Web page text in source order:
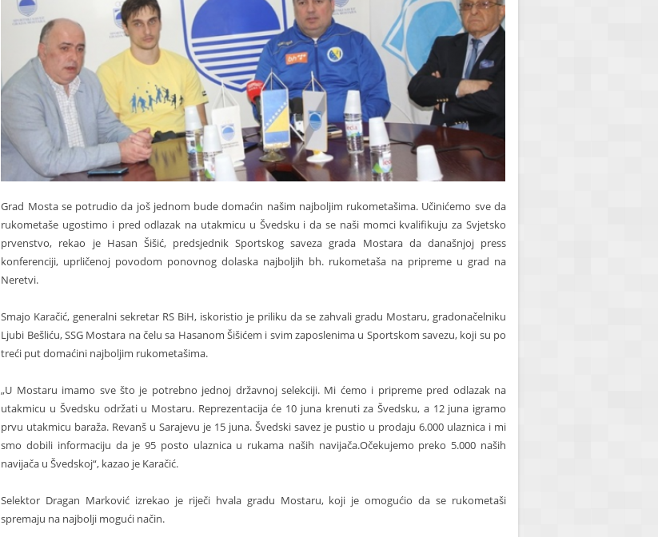
Grad Mosta se potrudio da još jednom bude domaćin našim najboljim rukometašima. Učinićemo sve da
rukometaše ugostimo i pred odlazak na utakmicu u Švedsku i da se naši momci kvalifikuju za Svjetsko
prvenstvo, rekao je Hasan Šišić, predsjednik Sportskog saveza grada Mostara da današnjoj press
konferenciji, uprličenoj povodom ponovnog dolaska najboljih bh. rukometaša na pripreme u grad na
Neretvi.
Smajo Karačić, generalni sekretar RS BiH, iskoristio je priliku da se zahvali gradu Mostaru, gradonačelniku
Ljubi Bešliću, SSG Mostara na čelu sa Hasanom Šišićem i svim zaposlenima u Sportskom savezu, koji su po
treći put domaćini najboljim rukometašima.
„U Mostaru imamo sve što je potrebno jednoj državnoj selekciji. Mi ćemo i pripreme pred odlazak na
utakmicu u Švedsku održati u Mostaru. Reprezentacija će 10 juna krenuti za Švedsku, a 12 juna igramo
prvu utakmicu baraža. Revanš u Sarajevu je 15 juna. Švedski savez je pustio u prodaju 6.000 ulaznica i mi
smo dobili informaciju da je 95 posto ulaznica u rukama naših navijača.Očekujemo preko 5.000 naših
navijača u Švedskoj“, kazao je Karačić.
Selektor Dragan Marković izrekao je riječi hvala gradu Mostaru, koji je omogućio da se rukometaši
spremaju na najbolji mogući način.